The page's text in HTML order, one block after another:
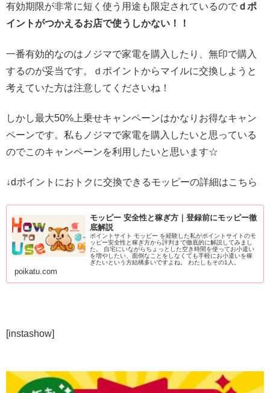
有効期限が非常に短く使う用途も限定されているので ｄポ
イントがつかえるお店で使うしかない！！
一番有効的なのはノジマで家電を購入したり、無印で購入
するのが妥当です。ｄポイントからマイルに交換しようと
考えていた方は注意してくださいね！
しかし最大50%上乗せキャンペーンはかなりお得なキャン
ペーンです。私もノジマで家電を購入したいと思っている
のでこのキャンペーンを利用したいと思います☆
↓dポイントにおトクに交換できるモッピーの詳細はこちら
モッピー 安全性と稼ぎ方｜登録前にモッピー徹
底解説
ポイントサイト モッピー を経験した私がポイントサイトのモ
ッピー安全性と稼ぎ方から評判まで徹底的に解説してみまし
た。 自宅にいながらちょっとした空き時間を使ってお小遣い
を増やしたい、面倒なことをしなくても手軽にお小遣いを稼
ぎたいという方結構多いですよね。 わたしもその1人。
poikatu.com
[instashow]